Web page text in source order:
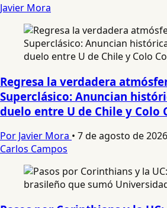
Javier Mora
Regresa la verdadera
Superclásico: Anuncian
duelo entre U de Chile y Colo
Por Javier Mora • 7 de agosto de
Carlos Campos